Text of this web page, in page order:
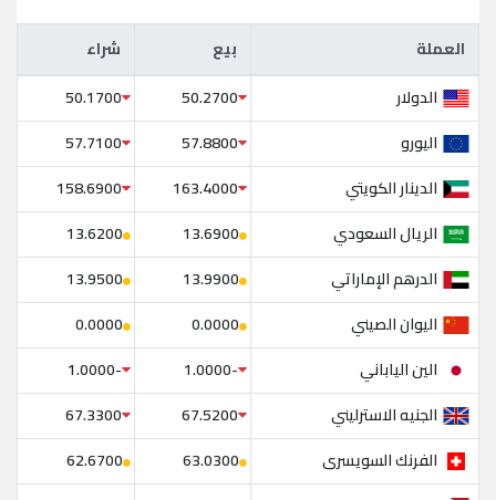
العملة بيع شراء العملة بيع
شراء
الدولار
50.2700
50.1700
اليورو
57.8800
57.7100
الدينار الكويتي
163.4000
158.6900
الريال السعودي
13.6900
13.6200
الدرهم الإماراتي
13.9900
13.9500
اليوان الصيني
0.0000
0.0000
الين الياباني
-1.0000
-1.0000
الجنيه الاسترليني
67.5200
67.3300
الفرنك السويسرى
63.0300
62.6700